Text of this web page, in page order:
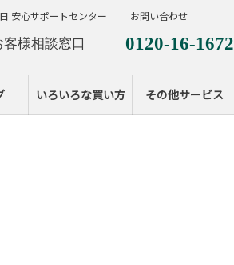
客様相談窓口 0120-16-1672
いろいろな買い方 その他サービス
安心サポートセンター お問い合わせ